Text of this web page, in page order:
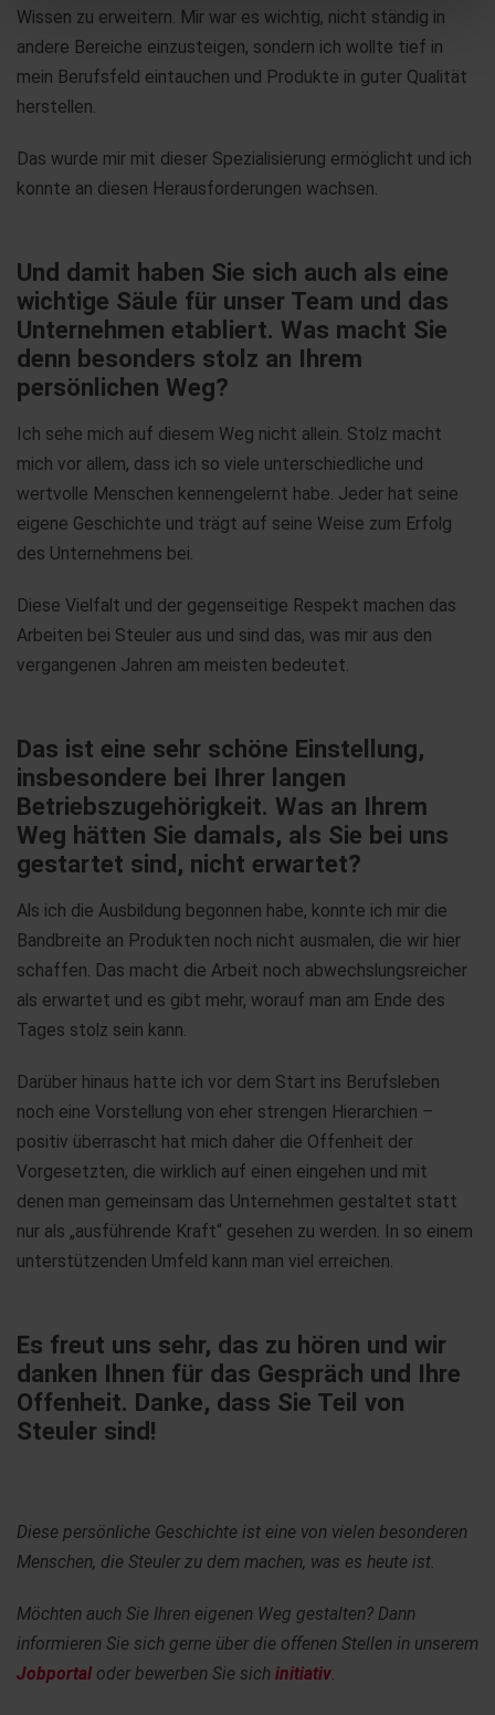
Wissen zu erweitern. Mir war es wichtig, nicht ständig in
andere Bereiche einzusteigen, sondern ich wollte tief in
mein Berufsfeld eintauchen und Produkte in guter Qualität
herstellen.
Das wurde mir mit dieser Spezialisierung ermöglicht und ich
konnte an diesen Herausforderungen wachsen.
Und damit haben Sie sich auch als eine
wichtige Säule für unser Team und das
Unternehmen etabliert. Was macht Sie
denn besonders stolz an Ihrem
persönlichen Weg?
Ich sehe mich auf diesem Weg nicht allein. Stolz macht
mich vor allem, dass ich so viele unterschiedliche und
wertvolle Menschen kennengelernt habe. Jeder hat seine
eigene Geschichte und trägt auf seine Weise zum Erfolg
des Unternehmens bei.
Diese Vielfalt und der gegenseitige Respekt machen das
Arbeiten bei Steuler aus und sind das, was mir aus den
vergangenen Jahren am meisten bedeutet.
Das ist eine sehr schöne Einstellung,
insbesondere bei Ihrer langen
Betriebszugehörigkeit. Was an Ihrem
Weg hätten Sie damals, als Sie bei uns
gestartet sind, nicht erwartet?
Als ich die Ausbildung begonnen habe, konnte ich mir die
Bandbreite an Produkten noch nicht ausmalen, die wir hier
schaffen. Das macht die Arbeit noch abwechslungsreicher
als erwartet und es gibt mehr, worauf man am Ende des
Tages stolz sein kann.
Darüber hinaus hatte ich vor dem Start ins Berufsleben
noch eine Vorstellung von eher strengen Hierarchien –
positiv überrascht hat mich daher die Offenheit der
Vorgesetzten, die wirklich auf einen eingehen und mit
denen man gemeinsam das Unternehmen gestaltet statt
nur als „ausführende Kraft“ gesehen zu werden. In so einem
unterstützenden Umfeld kann man viel erreichen.
Es freut uns sehr, das zu hören und wir
danken Ihnen für das Gespräch und Ihre
Offenheit. Danke, dass Sie Teil von
Steuler sind!
Diese persönliche Geschichte ist eine von vielen besonderen
Menschen, die Steuler zu dem machen, was es heute ist.
Möchten auch Sie Ihren eigenen Weg gestalten? Dann
informieren Sie sich gerne über die offenen Stellen in unserem
Jobportal oder bewerben Sie sich initiativ